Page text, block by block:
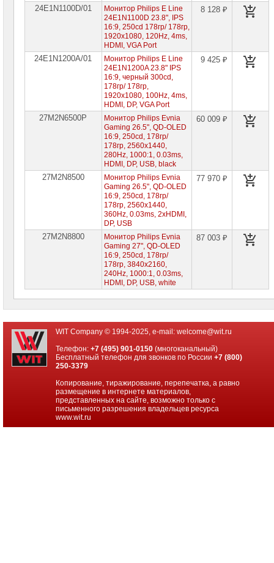
24E1N1100D/01
Монитор Philips E Line
24E1N1100D 23.8", IPS
16:9, 250cd 178гр/ 178гр,
1920x1080, 120Hz, 4ms,
HDMI, VGA Port
8 128 ₽
24E1N1200A/01
Монитор Philips E Line
24E1N1200A 23.8" IPS
16:9, черный 300cd,
178гр/ 178гр,
1920x1080, 100Hz, 4ms,
HDMI, DP, VGA Port
9 425 ₽
27M2N6500P
Монитор Philips Evnia
Gaming 26.5", QD-OLED
16:9, 250cd, 178гр/
178гр, 2560x1440,
280Hz, 1000:1, 0.03ms,
HDMI, DP, USB, black
60 009 ₽
27M2N8500
Монитор Philips Evnia
Gaming 26.5", QD-OLED
16:9, 250cd, 178гр/
178гр, 2560x1440,
360Hz, 0.03ms, 2xHDMI,
DP, USB
77 970 ₽
27M2N8800
Монитор Philips Evnia
Gaming 27", QD-OLED
16:9, 250cd, 178гр/
178гр, 3840x2160,
240Hz, 1000:1, 0.03ms,
HDMI, DP, USB, white
87 003 ₽
WIT Company © 1994-2025, e-mail: welcome@wit.ru
Телефон:+7 (495) 901-0150 (многоканальный)
Бесплатный телефон для звонков по России+7 (800)
250-3379
Копирование, тиражирование, перепечатка, а равно
размещение в интернете материалов,
представленных на сайте, возможно только с
письменного разрешения владельцев ресурса
www.wit.ru